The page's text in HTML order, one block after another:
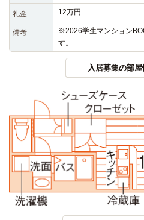
礼金 12万円
備考
※2026学生マンション
す。
入居募集の部